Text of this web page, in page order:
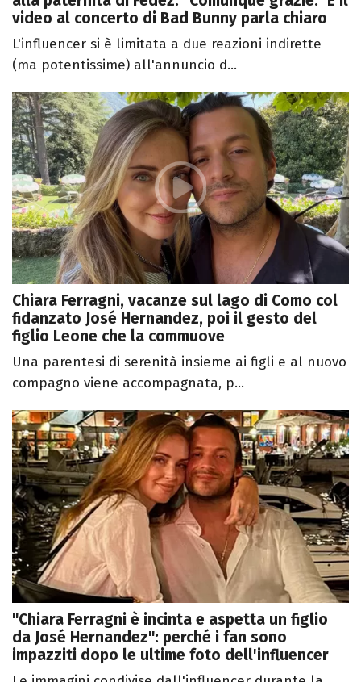
video al concerto di Bad Bunny parla chiaro
L'influencer si è limitata a due reazioni indirette
(ma potentissime) all'annuncio d...
Chiara Ferragni, vacanze sul lago di Como col
fidanzato José Hernandez, poi il gesto del
figlio Leone che la commuove
Una parentesi di serenità insieme ai figli e al nuovo
compagno viene accompagnata, p...
"Chiara Ferragni è incinta e aspetta un figlio
da José Hernandez": perché i fan sono
impazziti dopo le ultime foto dell'influencer